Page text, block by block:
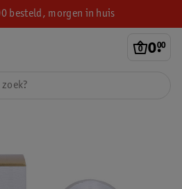
besteld, morgen in huis
0.
00